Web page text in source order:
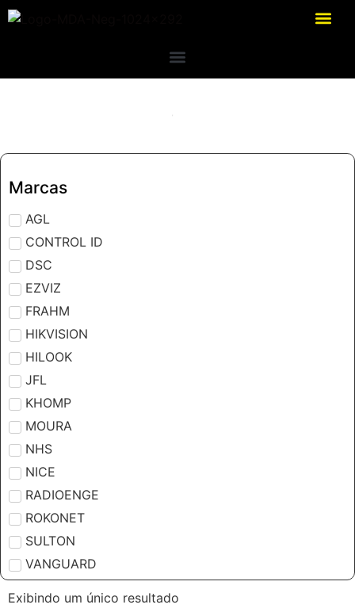
Marcas
AGL
CONTROL ID
DSC
EZVIZ
FRAHM
HIKVISION
HILOOK
JFL
KHOMP
MOURA
NHS
NICE
RADIOENGE
ROKONET
SULTON
VANGUARD
Exibindo um único resultado